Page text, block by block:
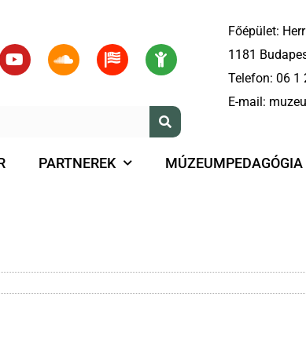
Főépület:
1181
Telefon: 06 1
E-mail:
PARTNEREK MÚZEUMPEDAGÓGIA